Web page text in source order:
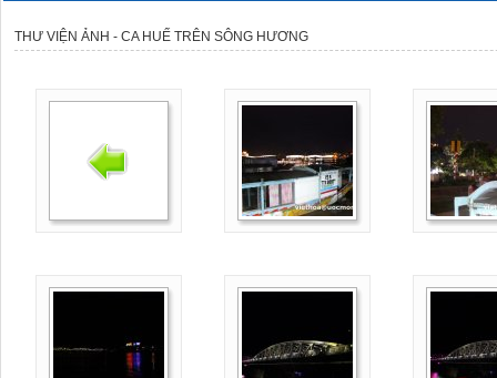
THƯ VIỆN ẢNH - CA HUẾ TRÊN SÔNG HƯƠNG